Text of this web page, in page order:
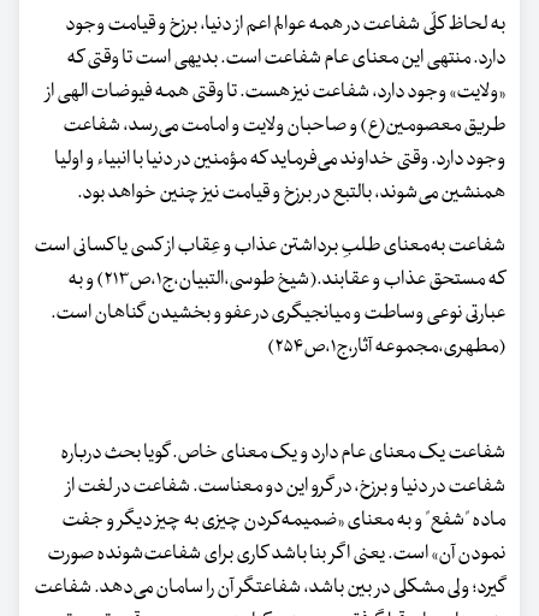
به لحاظ کلّی شفاعت در همه عوالم اعم از دنیا، برزخ و قیامت وجود
دارد. منتهی این معنای عام شفاعت است. بدیهی است تا وقتی که
«ولایت» وجود دارد، شفاعت نیز هست. تا وقتی همه فیوضات الهی از
طریق معصومین‌(ع) و صاحبان ولایت و امامت می‌رسد، شفاعت
وجود دارد. وقتی خداوند می‌فرماید که مؤمنین در دنیا با انبیاء و اولیا
همنشین می‌شوند، بالتبع در برزخ و قیامت نیز چنین خواهد بود.
شفاعت به‌معنای طلبِ برداشتن عذاب و عِقاب از کسی یا کسانی است
که مستحق عذاب و عقابند.(شیخ طوسی،التبیان،ج۱،ص۲۱۳) و به
عبارتی نوعی وساطت و میانجیگری در عفو و بخشیدن گناهان است.
(مطهری،مجموعه آثار،ج۱،ص۲۵۴)
شفاعت یک معنای عام دارد و یک معنای خاص. گویا بحث درباره
شفاعت در دنیا و برزخ، در گرو این دو معناست. شفاعت در لغت از
ماده "شفع" و به معنای «ضمیمه‌کردن چیزی به چیز دیگر و جفت
نمودن آن» است. یعنی اگر بنا باشد کاری برای شفاعت‌شونده صورت
گیرد؛ ولی مشکلی در بین باشد، شفاعتگر آن را سامان می‌دهد. شفاعت